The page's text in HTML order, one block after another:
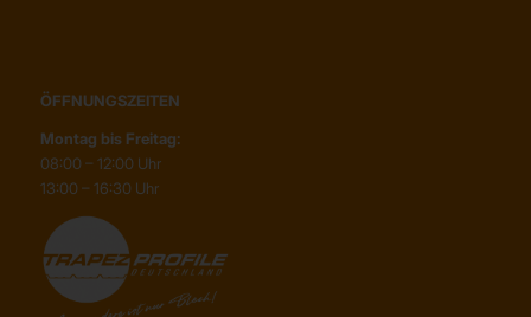
ÖFFNUNGSZEITEN
Montag bis Freitag:
08:00 – 12:00 Uhr
13:00 – 16:30 Uhr